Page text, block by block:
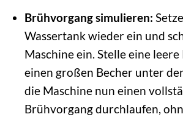
Brühvorgang simulieren:
Wassertank wieder ein und
Maschine ein. Stelle eine
einen großen Becher unter
die Maschine nun einen
Brühvorgang durchlaufen,